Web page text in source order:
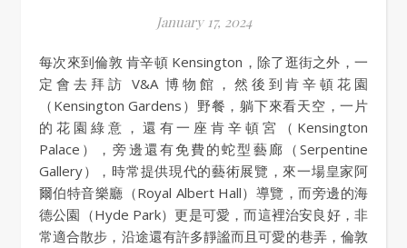
January 17, 2024
每次來到倫敦 肯辛頓 Kensington，除了逛街之外，一
定會去拜訪 V&A 博物館，然後到肯辛頓花園
（Kensington Gardens）野餐，躺下來看天空，一片
的花園綠意，還有一座肯辛頓宮（Kensington
Palace），旁邊還有免費的蛇型藝廊（Serpentine
Gallery），時常提供現代的藝術展覽，來一場皇家阿
爾伯特音樂廳（Royal Albert Hall）導覽，而旁邊的海
德公園（Hyde Park）更是可愛，而這裡治安良好，非
常適合散步，沿途還有許多靜謐而且可愛的巷弄，倫敦